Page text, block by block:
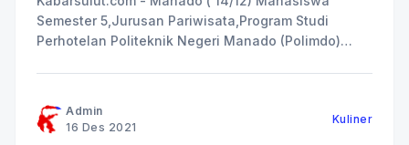
Semester 5,Jurusan Pariwisata,Program Studi
Perhotelan Politeknik Negeri Manado (Polimdo)
Iroductivity in North Sulawesi Durinh the Pandemic"
Admin
16 Des 2021
Kuliner